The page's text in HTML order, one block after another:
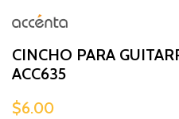
CINCHO PARA
ACC635
$6.00